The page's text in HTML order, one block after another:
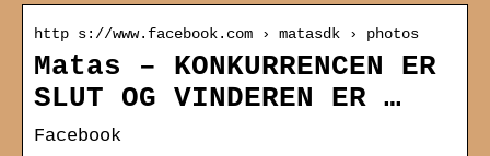
http s://www.facebook.com › matasdk › photos
Matas – KONKURRENCEN ER
SLUT OG VINDEREN ER …
Facebook